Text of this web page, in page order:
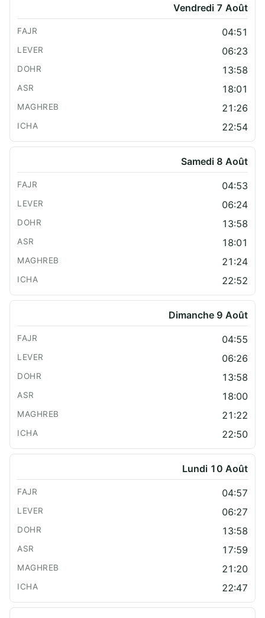
Vendredi 7 Août
04:51
06:23
13:58
18:01
21:26
22:54
Samedi 8 Août
04:53
06:24
13:58
18:01
21:24
22:52
Dimanche 9 Août
04:55
06:26
13:58
18:00
21:22
22:50
Lundi 10 Août
04:57
06:27
13:58
17:59
21:20
22:47